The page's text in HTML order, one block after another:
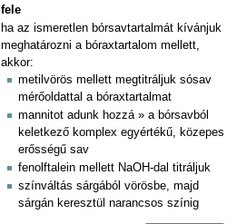
fele
ha az ismeretlen bórsavtartalmát kívánjuk
meghatározni a bóraxtartalom mellett,
akkor:
metilvörös mellett megtitráljuk sósav
mérőoldattal a bóraxtartalmat
mannitot adunk hozzá » a bórsavból
keletkező komplex egyértékű, közepes
erősségű sav
fenolftalein mellett NaOH-dal titráljuk
színváltás sárgából vörösbe, majd
sárgán keresztül narancsos színig